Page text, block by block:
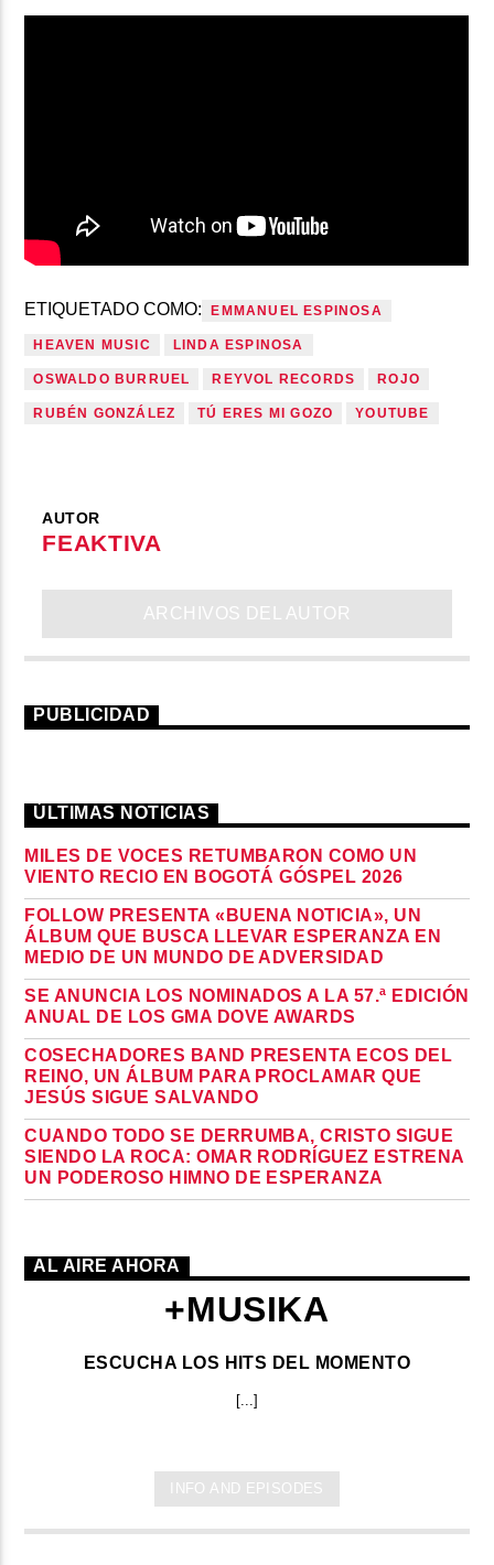
ETIQUETADO COMO: EMMANUEL ESPINOSA
HEAVEN MUSIC LINDA ESPINOSA
OSWALDO BURRUEL REYVOL RECORDS ROJO
RUBÉN GONZÁLEZ TÚ ERES MI GOZO YOUTUBE
AUTOR
FEAKTIVA
ARCHIVOS DEL AUTOR
PUBLICIDAD
ÚLTIMAS NOTICIAS
MILES DE VOCES RETUMBARON COMO UN
VIENTO RECIO EN BOGOTÁ GÓSPEL 2026
FOLLOW PRESENTA «BUENA NOTICIA», UN
ÁLBUM QUE BUSCA LLEVAR ESPERANZA EN
MEDIO DE UN MUNDO DE ADVERSIDAD
SE ANUNCIA LOS NOMINADOS A LA 57.ª EDICIÓN
ANUAL DE LOS GMA DOVE AWARDS
COSECHADORES BAND PRESENTA ECOS DEL
REINO, UN ÁLBUM PARA PROCLAMAR QUE
JESÚS SIGUE SALVANDO
CUANDO TODO SE DERRUMBA, CRISTO SIGUE
SIENDO LA ROCA: OMAR RODRÍGUEZ ESTRENA
UN PODEROSO HIMNO DE ESPERANZA
AL AIRE AHORA
+MUSIKA
ESCUCHA LOS HITS DEL MOMENTO
[...]
INFO AND EPISODES